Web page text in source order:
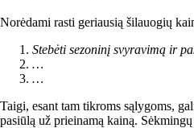
Norėdami rasti geriausią šilauogių
Stebėti sezoninį svyravimą ir
…
…
Taigi, esant tam tikroms sąlygoms,
pasiūlą už prieinamą kainą.